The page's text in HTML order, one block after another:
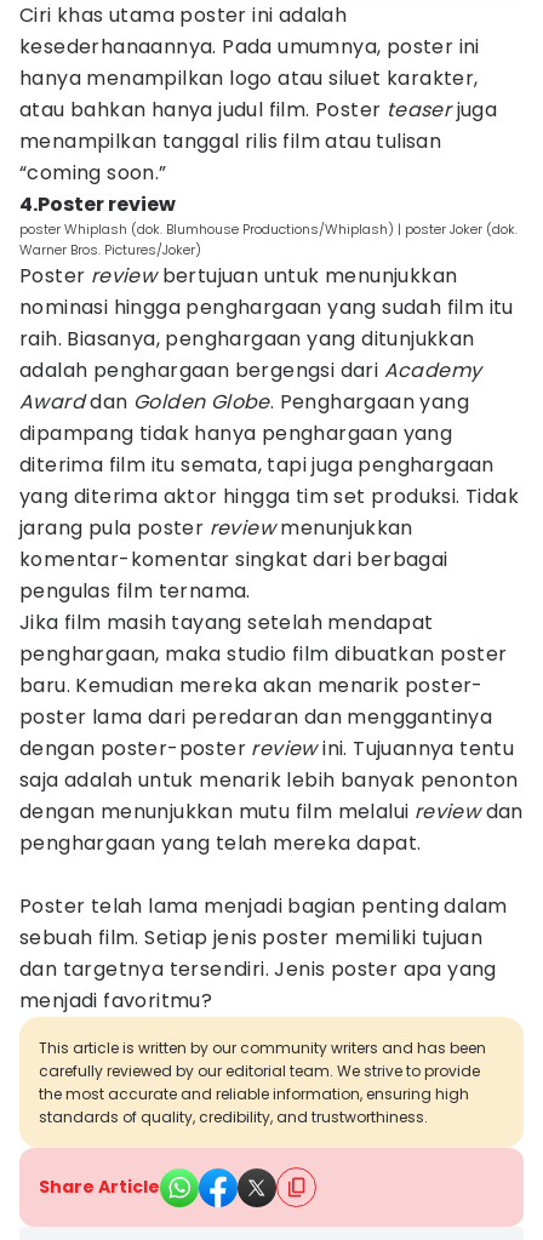
Ciri khas utama poster ini adalah
kesederhanaannya. Pada umumnya, poster ini
hanya menampilkan logo atau siluet karakter,
atau bahkan hanya judul film. Poster teaserjuga
menampilkan tanggal rilis film atau tulisan
“coming soon.”
4.Poster review
poster Whiplash (dok. Blumhouse Productions/Whiplash) | poster Joker (dok.
Warner Bros. Pictures/Joker)
Poster reviewbertujuan untuk menunjukkan
nominasi hingga penghargaan yang sudah film itu
raih. Biasanya, penghargaan yang ditunjukkan
adalah penghargaan bergengsi dari Academy
Awarddan Golden Globe. Penghargaan yang
dipampang tidak hanya penghargaan yang
diterima film itu semata, tapi juga penghargaan
yang diterima aktor hingga tim set produksi. Tidak
jarang pula poster reviewmenunjukkan
komentar-komentar singkat dari berbagai
pengulas film ternama.
Jika film masih tayang setelah mendapat
penghargaan, maka studio film dibuatkan poster
baru. Kemudian mereka akan menarik poster-
poster lama dari peredaran dan menggantinya
dengan poster-poster reviewini. Tujuannya tentu
saja adalah untuk menarik lebih banyak penonton
dengan menunjukkan mutu film melalui reviewdan
penghargaan yang telah mereka dapat.
Poster telah lama menjadi bagian penting dalam
sebuah film. Setiap jenis poster memiliki tujuan
dan targetnya tersendiri. Jenis poster apa yang
menjadi favoritmu?
This article is written by our community writers and has been
carefully reviewed by our editorial team. We strive to provide
the most accurate and reliable information, ensuring high
standards of quality, credibility, and trustworthiness.
Share Article